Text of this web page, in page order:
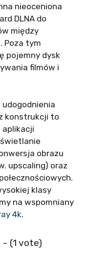
nieoceniona
DLNA do
między
Poza tym
pojemny dysk
filmów i
konstrukcji to
aplikacji
obrazu
upscaling) oraz
klasy
na wspomniany
4k.
(1 vote)